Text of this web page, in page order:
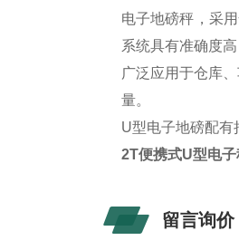
电子地磅秤，采
系统具有准确度
广泛应用于仓库
量。
U型电子地磅配有
2T便携式U型电
留言询价